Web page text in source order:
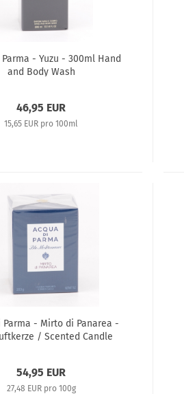
- Yuzu - 300ml Hand
and Body Wash
46,95 EUR
15,65 EUR pro 100ml
Parma - Mirto di Panarea -
/ Scented Candle
54,95 EUR
27,48 EUR pro 100g